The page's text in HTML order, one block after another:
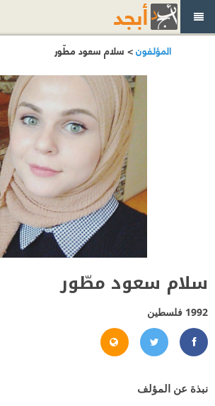
المؤلفون> سلام سعود مطّور
سلام سعود مطّور
1992 فلسطين
www.facebook.com/dentist.matour
twitter.com/islam_matour
نبذة عن المؤلف